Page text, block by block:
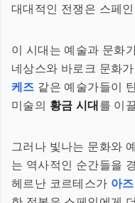
대대적인 전쟁은 스페
이 시대는 예술과 문화
네상스와 바로크 문화
케즈 같은 예술가들이
미술의 황금 시대를 이
그러나 빛나는 문화와
는 역사적인 순간들을
헤르난 코르테스가 아